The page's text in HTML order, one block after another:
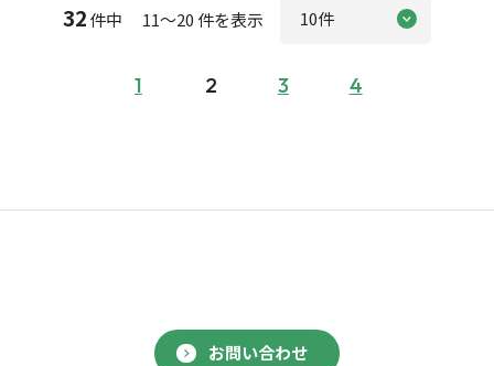
32件中 11～20 件を表示
1 2 3 4
お問い合わせ